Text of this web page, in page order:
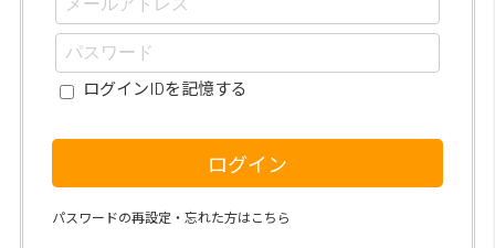
ログインIDを記憶する
ログイン
パスワードの再設定・忘れた方はこちら